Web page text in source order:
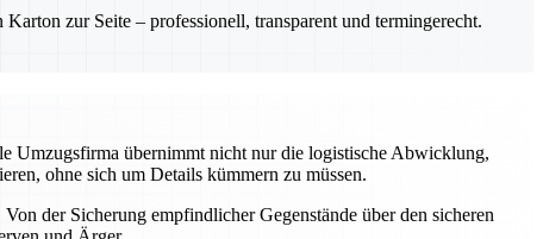
zur Seite – professionell, transparent und termingerecht.
Umzugsfirma übernimmt nicht nur die logistische Abwicklung,
ohne sich um Details kümmern zu müssen.
der Sicherung empfindlicher Gegenstände über den sicheren